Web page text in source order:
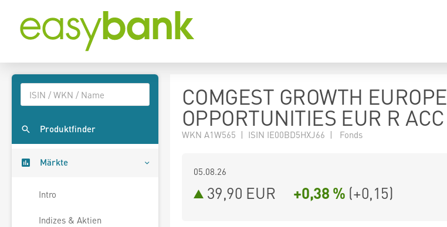
Produktfinder
Märkte
Intro
Indizes & Aktien
COMGEST GROWTH EUROPE
OPPORTUNITIES EUR R ACC
WKN A1W565 | ISIN IE00BD5HXJ66 | Fonds
05.08.26
39,90 EUR +0,38 % (+0,15)